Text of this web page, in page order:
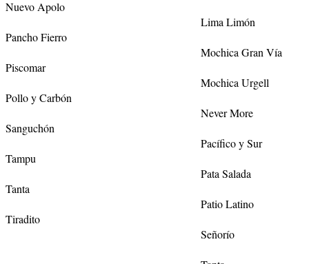
Nuevo Apolo
Pancho Fierro
Piscomar
Pollo y Carbón
Sanguchón
Tampu
Tanta
Tiradito
Lima Limón
Mochica Gran Vía
Mochica Urgell
Never More
Pacífico y Sur
Pata Salada
Patio Latino
Señorío